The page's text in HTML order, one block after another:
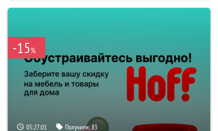
-15%
05:27:01 Получили:83